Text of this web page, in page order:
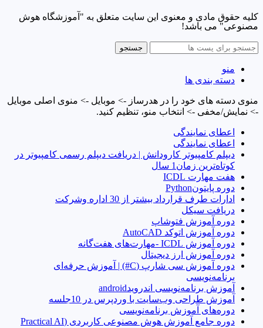
کلیه حقوق مادی و معنوی این سایت متعلق به "آموزشگاه هوش
مصنوعی" می باشد!
جستجو
منو
دسته بندی ها
منوی دسته های خود را در هدرساز -> موبایل -> منوی اصلی موبایل
-> نمایش/مخفی -> انتخاب منو، تنظیم کنید.
اعطای نمایندگی
اعطای نمایندگی
دیپلم کامپیوتر کارودانش | دریافت دیپلم رسمی کامپیوتر در
کوتاه‌ترین زمان1 سال
هفت مهارت ICDL
دوره پایتونPython
ادارات طرف قرارداد بیشتر از 30 اداره وشرکت
دریافت سیکل
دوره آموزش فتوشاپ
دوره آموزش اتوکد AutoCAD
دوره آموزش ICDL -مهارت‌های هفت‌گانه
دوره آموزش ارز دیجیتال
دوره آموزش سی شارپ (C#) | آموزش حرفه‌ای
برنامه‌نویسی
آموزش برنامه‌نویسی اندرویدandroid
آموزش طراحی وب‌سایت با وردپرس در 10جلسه
دوره‌های آموزش برنامه‌نویسی
دوره جامع آموزش هوش مصنوعی کاربردی (Practical AI